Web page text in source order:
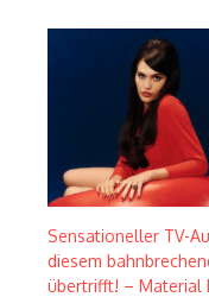
Sensationeller TV-
diesem
übertrifft! – Material